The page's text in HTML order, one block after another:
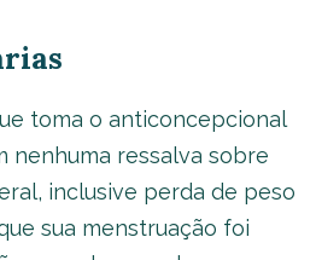
toma o anticoncepcional
nenhuma ressalva sobre
inclusive perda de peso
sua menstruação foi